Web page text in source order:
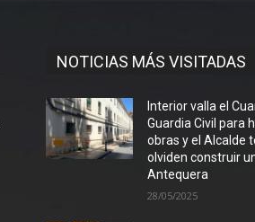
NOTICIAS MÁS VISITADAS
Interior valla el
Guardia Civil para
obras y el Alcalde
olviden construir
Antequera
28/05/2025